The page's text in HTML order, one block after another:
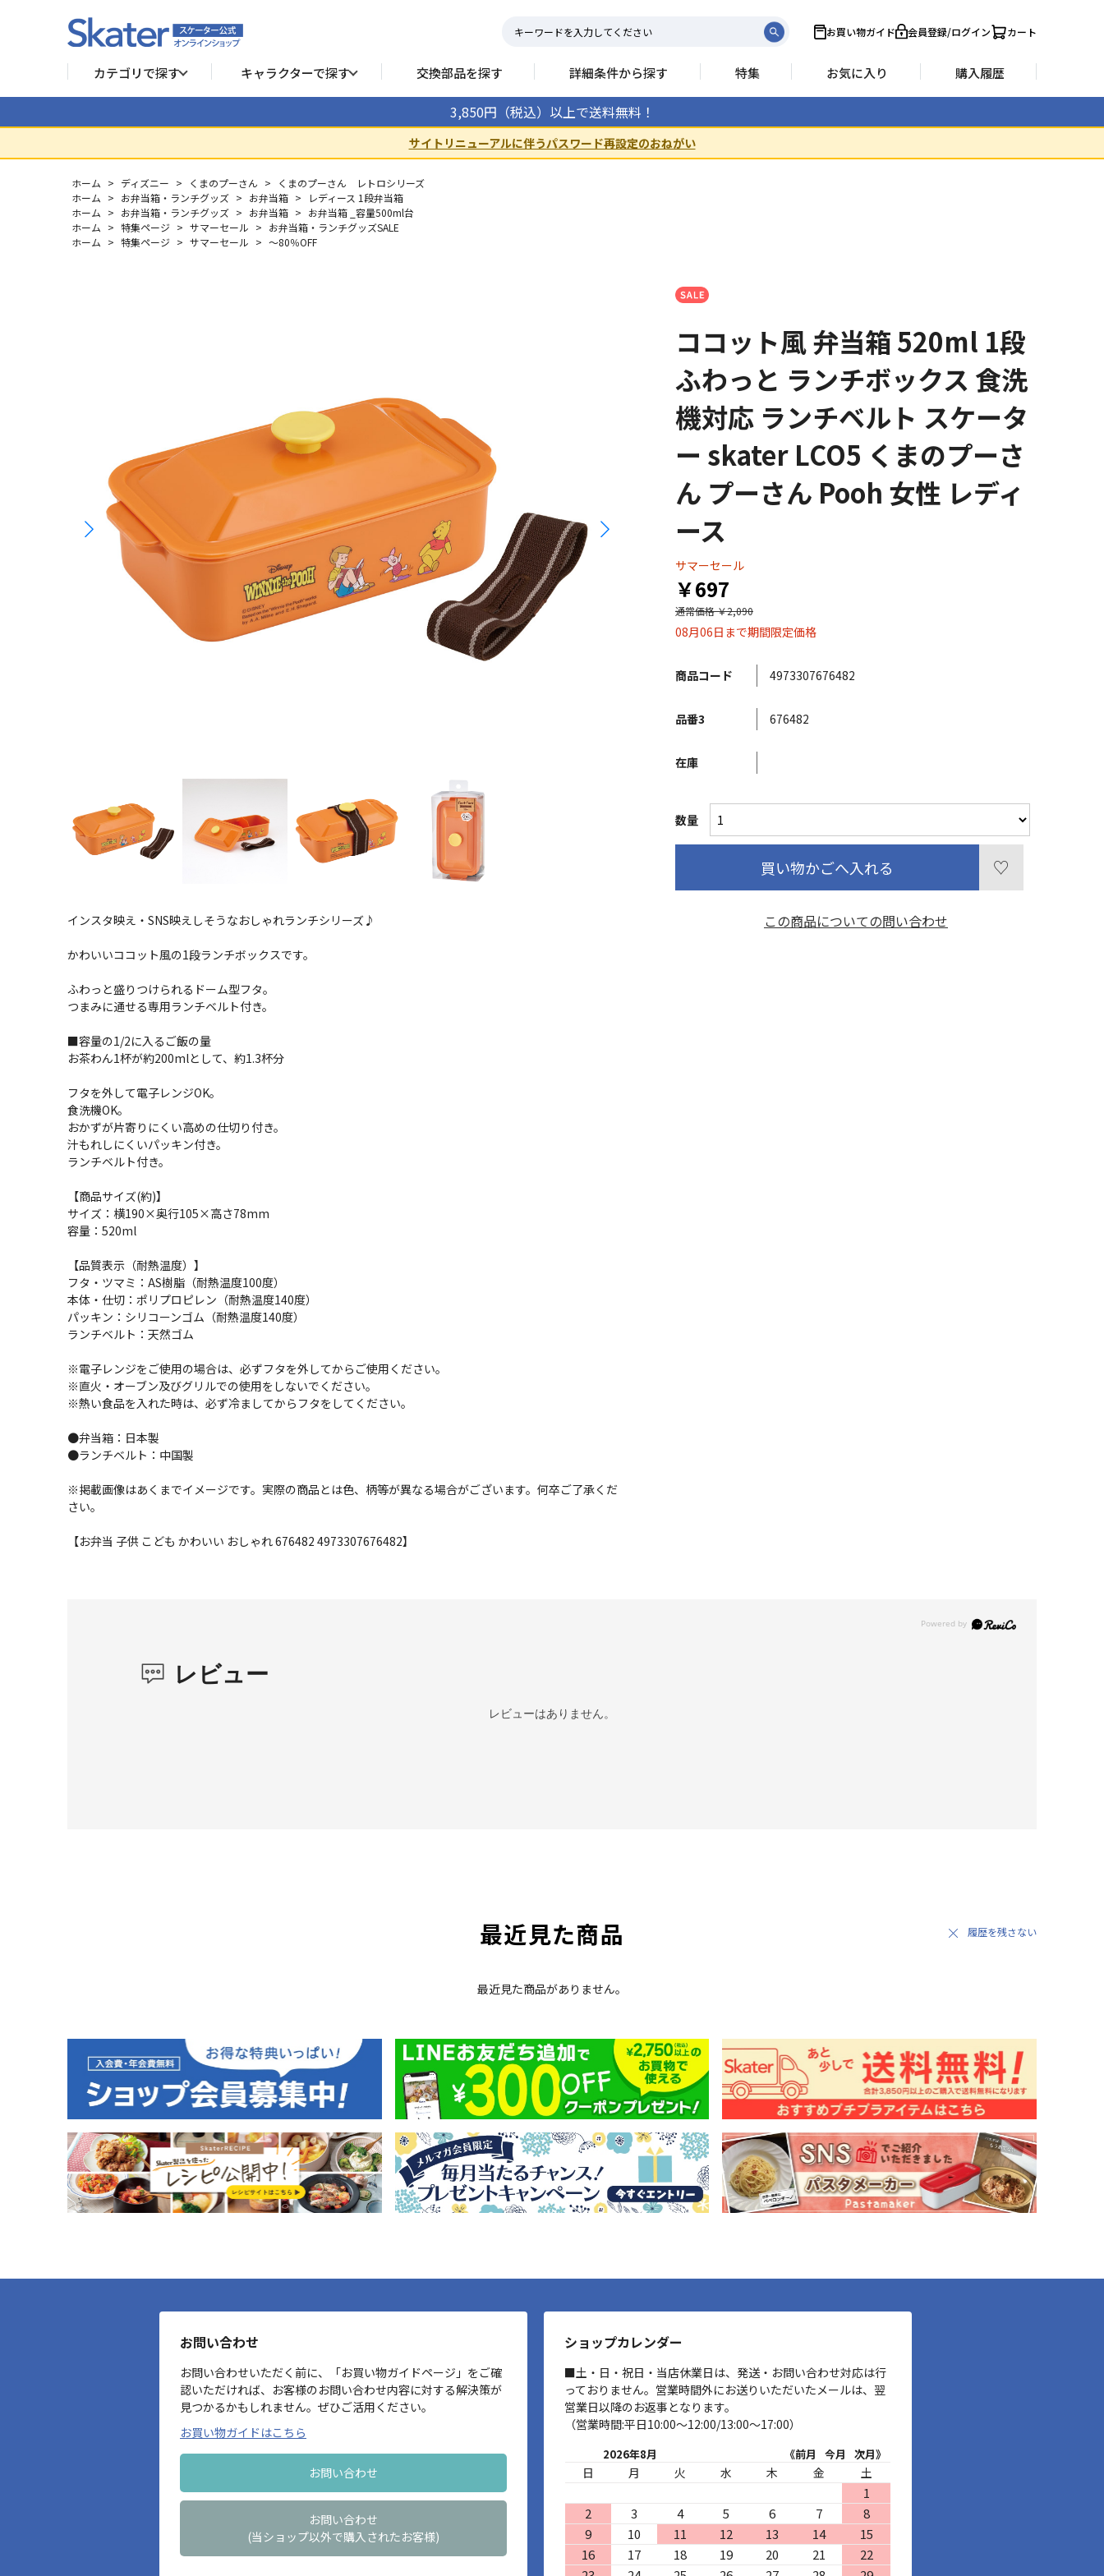
お買い物ガイド 会員登録/ログイン カート
カテゴリで探す キャラクターで探す 交換部品を探す 詳細条件から探す 特集 お気に入り 購入履歴
3,850円（税込）以上で送料無料！
サイトリニューアルに伴うパスワード再設定のおねがい
ホーム > ディズニー > くまのプーさん >
くまのプーさん レトロシリーズ
ホーム > お弁当箱・ランチグッズ > お弁当箱 >
レディース 1段弁当箱
ホーム > お弁当箱・ランチグッズ > お弁当箱 > お弁当箱 _容量500ml台
ホーム > 特集ページ > サマーセール > お弁当箱・ランチグッズSALE
ホーム > 特集ページ > サマーセール > ～80％OFF
インスタ映え・SNS映えしそうなおしゃれランチシリーズ♪
かわいいココット風の1段ランチボックスです。
ふわっと盛りつけられるドーム型フタ。
つまみに通せる専用ランチベルト付き。
■容量の1/2に入るご飯の量
お茶わん1杯が約200mlとして、約1.3杯分
フタを外して電子レンジOK。
食洗機OK。
おかずが片寄りにくい高めの仕切り付き。
汁もれしにくいパッキン付き。
ランチベルト付き。
【商品サイズ(約)】
サイズ：横190×奥行105×高さ78mm
容量：520ml
【品質表示（耐熱温度）】
フタ・ツマミ：AS樹脂（耐熱温度100度）
本体・仕切：ポリプロピレン（耐熱温度140度）
パッキン：シリコーンゴム（耐熱温度140度）
ランチベルト：天然ゴム
※電子レンジをご使用の場合は、必ずフタを外してからご使用ください。
※直火・オーブン及びグリルでの使用をしないでください。
※熱い食品を入れた時は、必ず冷ましてからフタをしてください。
●弁当箱：日本製
●ランチベルト：中国製
※掲載画像はあくまでイメージです。実際の商品とは色、柄等が異なる場合がございます。何卒ご了承くだ
さい。
【お弁当 子供 こども かわいい おしゃれ 676482 4973307676482】
ココット風 弁当箱 520ml 1段
ふわっと ランチボックス 食洗
機対応 ランチベルト スケータ
ー skater LCO5 くまのプーさ
ん プーさん Pooh 女性 レディ
ース
サマーセール
￥697
通常価格￥2,090
08月06日まで期間限定価格
商品コード 4973307676482
品番3 676482
在庫
数量
買い物かごへ入れる
この商品についての問い合わせ
レビュー
レビューはありません。
最近見た商品
最近見た商品がありません。
履歴を残さない
お問い合わせ
お問い合わせいただく前に、「お買い物ガイドページ」をご確
認いただければ、お客様のお問い合わせ内容に対する解決策が
見つかるかもしれません。ぜひご活用ください。
お買い物ガイドはこちら
お問い合わせ
お問い合わせ
(当ショップ以外で購入されたお客様)
ショップカレンダー
■土・日・祝日・当店休業日は、発送・お問い合わせ対応は行
っておりません。営業時間外にお送りいただいたメールは、翌
営業日以降のお返事となります。
（営業時間:平日10:00～12:00/13:00～17:00）
2026年8月 《前月 今月 次月》
日 月 火 水 木 金 土
1
2
3 4 5 6 7
8
9
10 11 12 13 14
15
16
17 18 19 20 21
22